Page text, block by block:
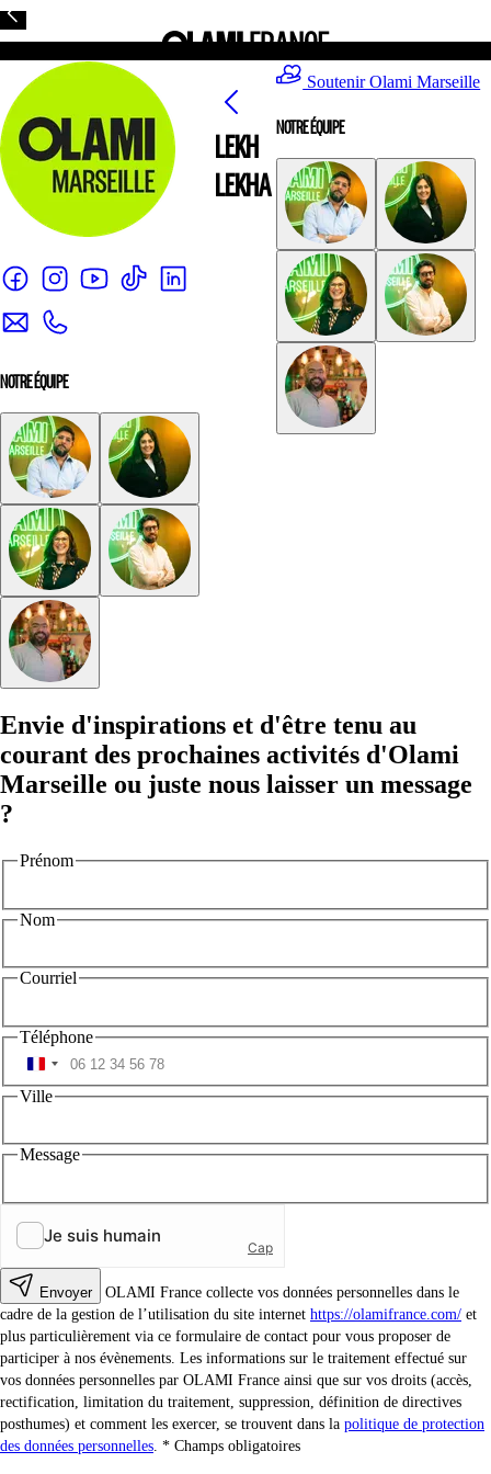
NOTRE ÉQUIPE
LEKH
LEKHA
Soutenir Olami Marseille
NOTRE ÉQUIPE
Envie d'inspirations et d'être tenu au
courant des prochaines activités d'Olami
Marseille ou juste nous laisser un message
?
Prénom
Nom
Courriel
Téléphone
Ville
Message
Envoyer
OLAMI France collecte vos données personnelles dans le
cadre de la gestion de l’utilisation du site internet https://olamifrance.com/ et
plus particulièrement via ce formulaire de contact pour vous proposer de
participer à nos évènements. Les informations sur le traitement effectué sur
vos données personnelles par OLAMI France ainsi que sur vos droits (accès,
rectification, limitation du traitement, suppression, définition de directives
posthumes) et comment les exercer, se trouvent dans la politique de protection
des données personnelles
Champs obligatoires